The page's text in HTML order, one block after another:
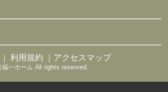
｜ 利用規約 ｜アクセスマップ
一ホーム All rights reserved.